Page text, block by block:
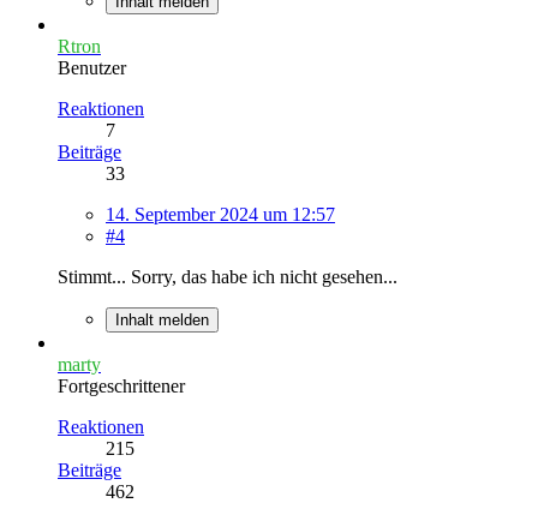
Rtron
Benutzer
Reaktionen
7
Beiträge
33
14. September 2024 um 12:57
#4
Stimmt... Sorry, das habe ich nicht gesehen...
Inhalt melden
marty
Fortgeschrittener
Reaktionen
215
Beiträge
462